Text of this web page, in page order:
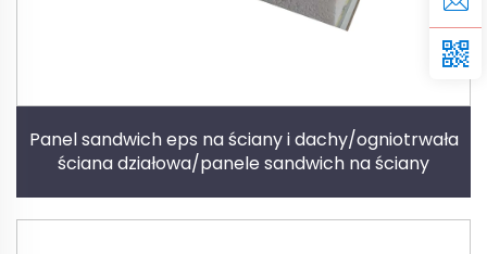
Panel sandwich eps na ściany i dachy/ogniotrwała
ściana działowa/panele sandwich na ściany